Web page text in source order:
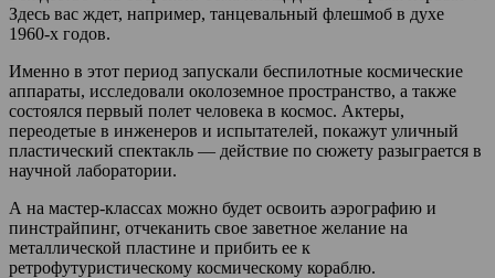
Здесь вас ждет, например, танцевальный флешмоб в духе
1960-х годов.
Именно в этот период запускали беспилотные космические
аппараты, исследовали околоземное пространство, а также
состоялся первый полет человека в космос. Актеры,
переодетые в инженеров и испытателей, покажут уличный
пластический спектакль — действие по сюжету разыграется в
научной лаборатории.
А на мастер-классах можно будет освоить аэрографию и
пинстрайпинг, отчеканить свое заветное желание на
металлической пластине и прибить ее к
ретрофутуристическому космическому кораблю.